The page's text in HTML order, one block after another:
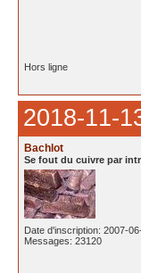
Hors ligne
2018-11-
Bachlot
Se fout du cuivre par
Date d'inscription: 2007-
Messages: 23120